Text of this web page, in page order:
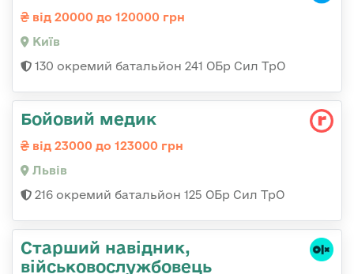
від 20000 до 120000 грн
Київ
130 окремий батальйон 241 ОБр Сил ТрО
Бойовий медик
від 23000 до 123000 грн
Львів
216 окремий батальйон 125 ОБр Сил ТрО
Старший навідник,
військовослужбовець